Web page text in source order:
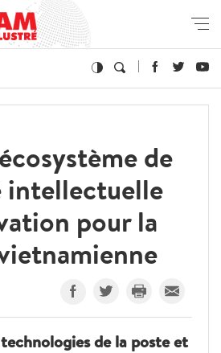
de
pour la
technologies de la poste et